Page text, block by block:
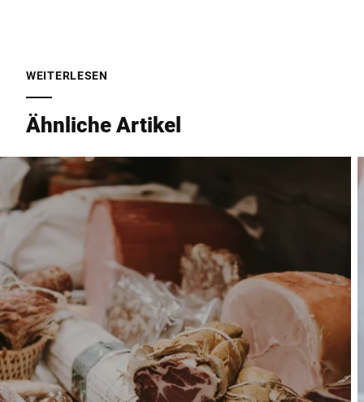
Stadt *
Ihre Nachricht an uns *
Hiermit bestätige ich, dass ich mit der Nutzung meiner Daten zur
Bearbeitung dieser Anfrage einverstanden bin. Weitere
Informationen finden Sie in den Datenschutzerklärung. *
WEITERLESEN
Ähnliche Artikel